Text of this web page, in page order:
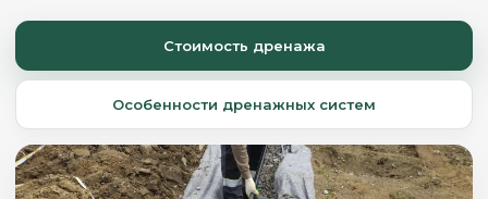
Стоимость дренажа
Особенности дренажных систем